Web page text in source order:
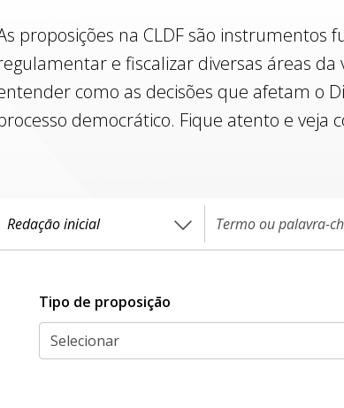
proposições na CLDF são
e fiscalizar diversas áreas
como as decisões que afetam o
democrático. Fique atento e veja
Tipo de proposiçāo
Selecionar